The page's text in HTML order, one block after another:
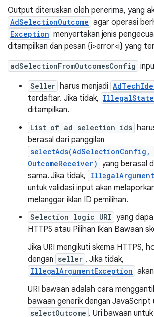
Output diteruskan oleh penerima, yang
AdSelectionOutcome agar operasi
Exception menyertakan jenis
ditampilkan dan pesan {i>error<i} yang
adSelectionFromOutcomesConfig
Seller harus menjadi
terdaftar. Jika tidak,
ditampilkan.
List of ad selection ids
berasal dari panggilan
selectAds(AdSelectionConfig,
OutcomeReceiver) yang berasal
sama. Jika tidak,
untuk validasi input akan
melanggar iklan ID pemilihan.
Selection logic URI yang
HTTPS atau Pilihan Iklan Bawaan
Jika URI mengikuti skema HTTPS,
dengan seller . Jika tidak,
IllegalArgumentException
URI bawaan adalah cara
bawaan generik dengan JavaScript
selectOutcome . Uri bawaan